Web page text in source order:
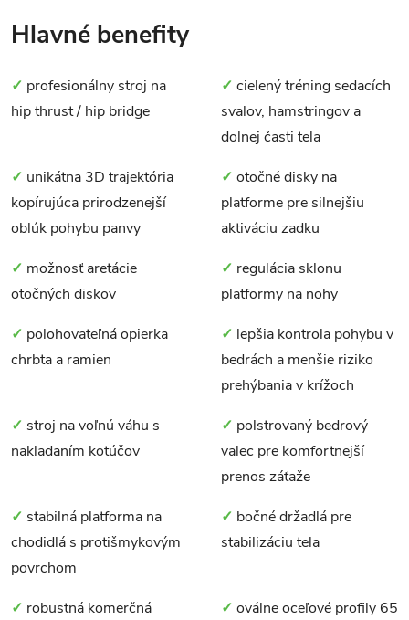
Hlavné benefity
✓ profesionálny stroj na
hip thrust / hip bridge
✓ cielený tréning sedacích
svalov, hamstringov a
dolnej časti tela
✓ unikátna 3D trajektória
kopírujúca prirodzenejší
oblúk pohybu panvy
✓ otočné disky na
platforme pre silnejšiu
aktiváciu zadku
✓ možnosť aretácie
otočných diskov
✓ regulácia sklonu
platformy na nohy
✓ polohovateľná opierka
chrbta a ramien
✓ lepšia kontrola pohybu v
bedrách a menšie riziko
prehýbania v krížoch
✓ stroj na voľnú váhu s
nakladaním kotúčov
✓ polstrovaný bedrový
valec pre komfortnejší
prenos záťaže
✓ stabilná platforma na
chodidlá s protišmykovým
povrchom
✓ bočné držadlá pre
stabilizáciu tela
✓ robustná komerčná
✓ oválne oceľové profily 65